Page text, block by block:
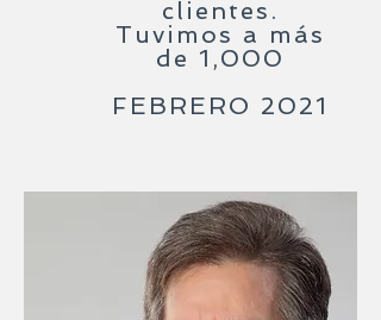
clientes.
Tuvimos a más
de 1,000
FEBRERO 2021